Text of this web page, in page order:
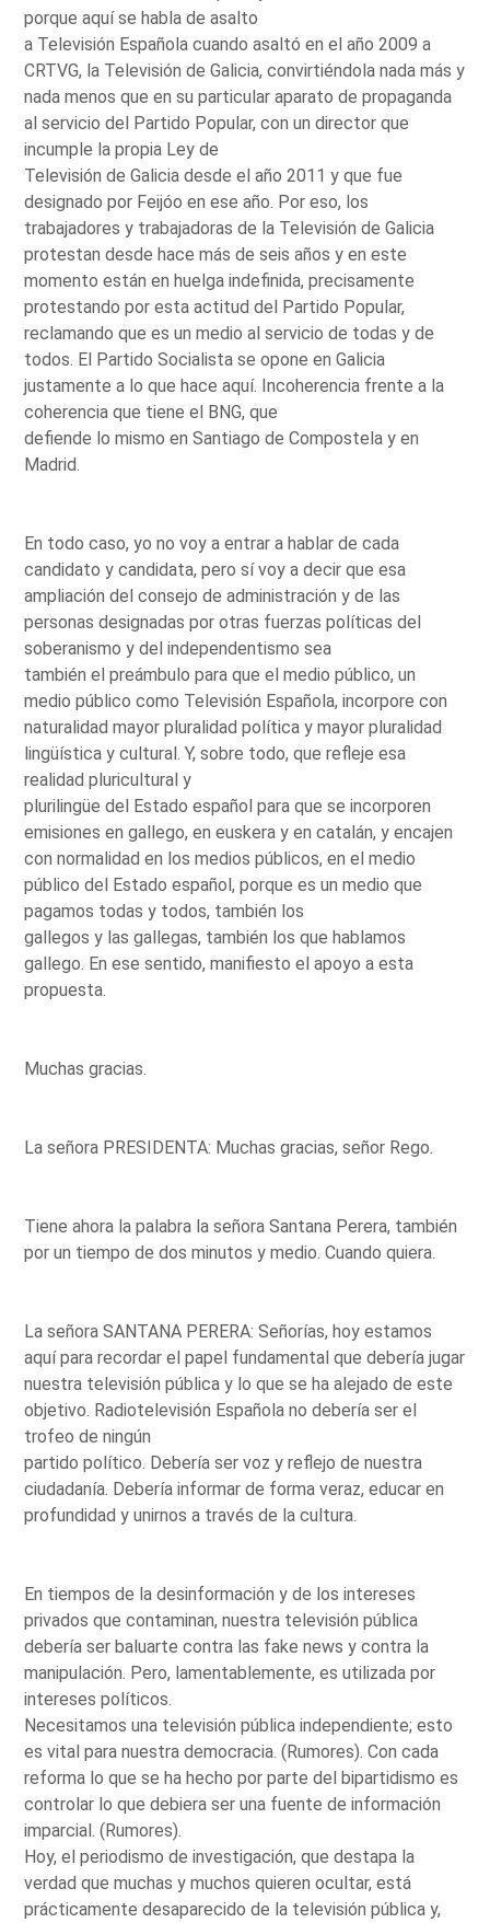
porque aquí se habla de asalto
a Televisión Española cuando asaltó en el año 2009 a
CRTVG, la Televisión de Galicia, convirtiéndola nada más y
nada menos que en su particular aparato de propaganda
al servicio del Partido Popular, con un director que
incumple la propia Ley de
Televisión de Galicia desde el año 2011 y que fue
designado por Feijóo en ese año. Por eso, los
trabajadores y trabajadoras de la Televisión de Galicia
protestan desde hace más de seis años y en este
momento están en huelga indefinida, precisamente
protestando por esta actitud del Partido Popular,
reclamando que es un medio al servicio de todas y de
todos. El Partido Socialista se opone en Galicia
justamente a lo que hace aquí. Incoherencia frente a la
coherencia que tiene el BNG, que
defiende lo mismo en Santiago de Compostela y en
Madrid.
En todo caso, yo no voy a entrar a hablar de cada
candidato y candidata, pero sí voy a decir que esa
ampliación del consejo de administración y de las
personas designadas por otras fuerzas políticas del
soberanismo y del independentismo sea
también el preámbulo para que el medio público, un
medio público como Televisión Española, incorpore con
naturalidad mayor pluralidad política y mayor pluralidad
lingüística y cultural. Y, sobre todo, que refleje esa
realidad pluricultural y
plurilingüe del Estado español para que se incorporen
emisiones en gallego, en euskera y en catalán, y encajen
con normalidad en los medios públicos, en el medio
público del Estado español, porque es un medio que
pagamos todas y todos, también los
gallegos y las gallegas, también los que hablamos
gallego. En ese sentido, manifiesto el apoyo a esta
propuesta.
Muchas gracias.
La señora PRESIDENTA: Muchas gracias, señor Rego.
Tiene ahora la palabra la señora Santana Perera, también
por un tiempo de dos minutos y medio. Cuando quiera.
La señora SANTANA PERERA: Señorías, hoy estamos
aquí para recordar el papel fundamental que debería jugar
nuestra televisión pública y lo que se ha alejado de este
objetivo. Radiotelevisión Española no debería ser el
trofeo de ningún
partido político. Debería ser voz y reflejo de nuestra
ciudadanía. Debería informar de forma veraz, educar en
profundidad y unirnos a través de la cultura.
En tiempos de la desinformación y de los intereses
privados que contaminan, nuestra televisión pública
debería ser baluarte contra las fake news y contra la
manipulación. Pero, lamentablemente, es utilizada por
intereses políticos.
Necesitamos una televisión pública independiente; esto
es vital para nuestra democracia. (Rumores). Con cada
reforma lo que se ha hecho por parte del bipartidismo es
controlar lo que debiera ser una fuente de información
imparcial. (Rumores).
Hoy, el periodismo de investigación, que destapa la
verdad que muchas y muchos quieren ocultar, está
prácticamente desaparecido de la televisión pública y,